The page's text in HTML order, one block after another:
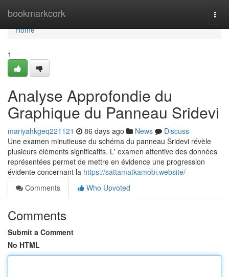
bookmarkcork
Home
Home
1
Analyse Approfondie du
Graphique du Panneau Sridevi
mariyahkgeq221121 86 days ago News
Discuss
Une examen minutieuse du schéma du panneau Sridevi révèle
plusieurs éléments significatifs. L' examen attentive des données
représentées permet de mettre en évidence une progression
évidente concernant la https://sattamatkamobi.website/
Comments
Who Upvoted
Comments
Submit a Comment
No HTML